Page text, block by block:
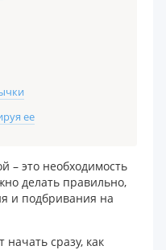
ее
– это необходимость
делать правильно,
и подбривания на
начать сразу, как